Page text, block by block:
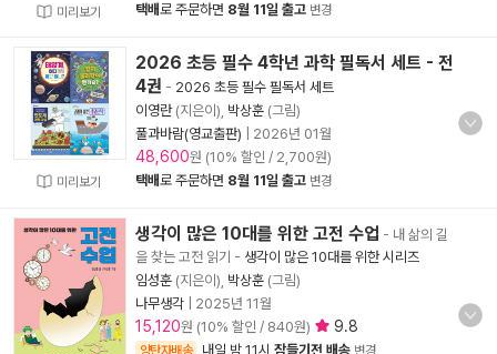
미리보기
택배로 주문하면 8월 11일 출고 변경
미리보기
2026 초등 필수 4학년 과학 필독서 세트 - 전
4권 - 2026 초등 필수 필독서 세트
이영란(지은이), 박상훈 (그림)
풀과바람(영교출판)
2026년 01월
48,600원 (10% 할인 / 2,700원)
택배로 주문하면 8월 11일 출고 변경
생각이 많은 10대를 위한 고전 수업 - 내 삶의 길
을 찾는 고전 읽기 - 생각이 많은 10대를 위한 시리즈
임성훈 (지은이), 박상훈 (그림)
나무생각
2025년 11월
15,120원 (10% 할인 / 840원) 9.8
양탄자배송 내일 밤 11시 잠들기전 배송 변경